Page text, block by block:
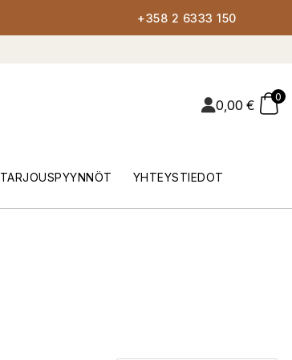
+358 2 6333 150
0,00 €
0
TARJOUSPYYNNÖT YHTEYSTIEDOT